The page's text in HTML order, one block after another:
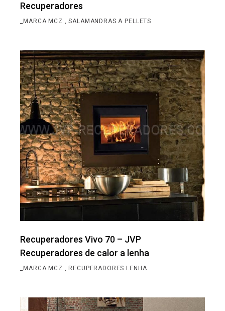
Recuperadores
_MARCA MCZ SALAMANDRAS A PELLETS
Recuperadores Vivo 70 – JVP
Recuperadores de calor a lenha
_MARCA MCZ RECUPERADORES LENHA